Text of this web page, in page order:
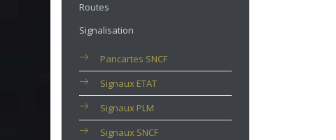
Routes
Signalisation
Pancartes SNCF
Signaux ETAT
Signaux PLM
Signaux SNCF